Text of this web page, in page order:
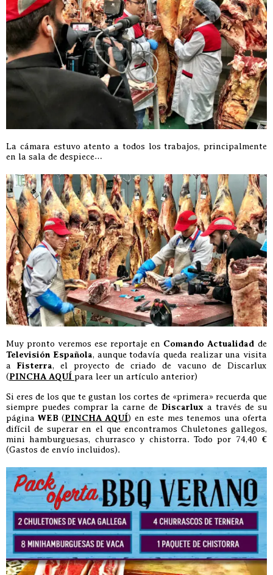
La cámara estuvo atento a todos los trabajos, principalmente
en la sala de despiece…
Muy pronto veremos ese reportaje en Comando Actualidad de
Televisión Española, aunque todavía queda realizar una visita
a Fisterra, el proyecto de criado de vacuno de Discarlux
(PINCHA AQUÍ para leer un artículo anterior)
Si eres de los que te gustan los cortes de «primera» recuerda que
siempre puedes comprar la carne de Discarlux a través de su
página WEB (PINCHA AQUÍ) en este mes tenemos una oferta
difícil de superar en el que encontramos Chuletones gallegos,
mini hamburguesas, churrasco y chistorra. Todo por 74,40 €
(Gastos de envío incluidos).